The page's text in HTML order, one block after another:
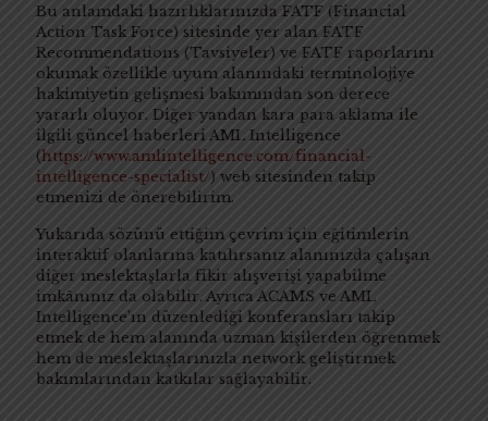
Bu anlamdaki hazırlıklarınızda FATF (Financial
Action Task Force) sitesinde yer alan FATF
Recommendations (Tavsiyeler) ve FATF raporlarını
okumak özellikle uyum alanındaki terminolojiye
hakimiyetin gelişmesi bakımından son derece
yararlı oluyor. Diğer yandan kara para aklama ile
ilgili güncel haberleri AML Intelligence
(https://www.amlintelligence.com/financial-
intelligence-specialist/) web sitesinden takip
etmenizi de önerebilirim.
Yukarıda sözünü ettiğim çevrim için eğitimlerin
interaktif olanlarına katılırsanız alanınızda çalışan
diğer meslektaşlarla fikir alışverişi yapabilme
imkânınız da olabilir. Ayrıca ACAMS ve AML
Intelligence’ın düzenlediği konferansları takip
etmek de hem alanında uzman kişilerden öğrenmek
hem de meslektaşlarınızla network geliştirmek
bakımlarından katkılar sağlayabilir.